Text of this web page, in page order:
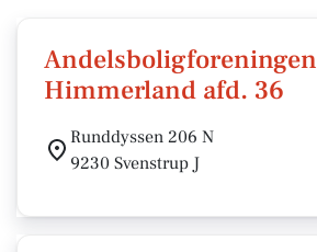
Andelsboligforeningen
Himmerland afd. 36
Runddyssen 206 N
9230 Svenstrup J